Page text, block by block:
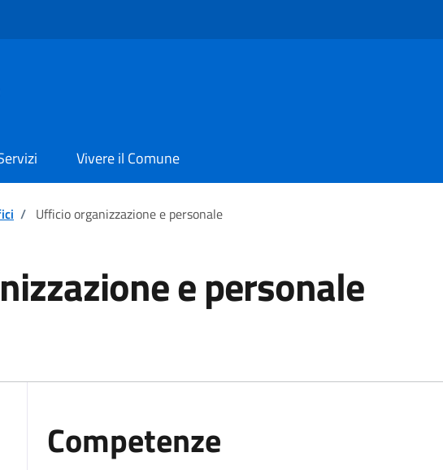
Vivere il Comune
/ Ufficio organizzazione e personale
e personale
Competenze